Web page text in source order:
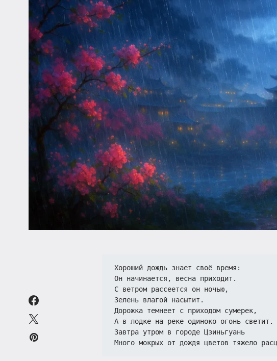
Хороший дождь знает своё время:
Он начинается, весна приходит.
С ветром рассеется он ночью,
Зелень влагой насытит.
Дорожка темнеет с приходом сумерек,
А в лодке на реке одиноко огонь светит.
Завтра утром в городе Цзиньгуань
Много мокрых от дождя цветов тяжело